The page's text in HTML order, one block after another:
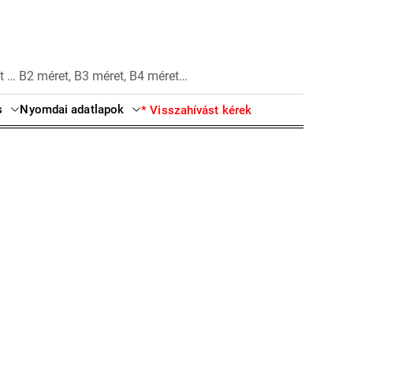
… B2 méret, B3 méret, B4 méret…
Nyomdai adatlapok * Visszahívást kérek